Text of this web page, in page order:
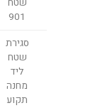
901
סגירת
שטח
ליד
מחנה
תקוע